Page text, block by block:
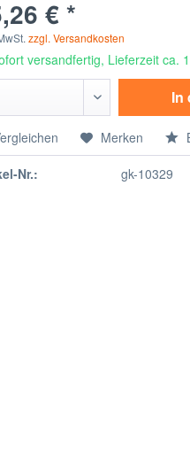
€ *
zzgl. Versandkosten
versandfertig, Lieferzeit ca.
In
Merken
Nr.: gk-10329